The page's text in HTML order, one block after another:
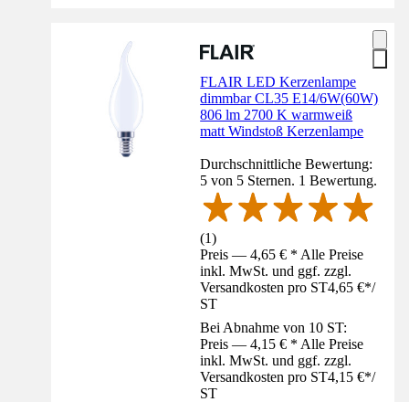
FLAIR LED Kerzenlampe
dimmbar CL35 E14/6W(60W)
806 lm 2700 K warmweiß
matt Windstoß Kerzenlampe
Durchschnittliche Bewertung:
5 von 5 Sternen. 1 Bewertung.
(1)
Preis — 4,65 € * Alle Preise
inkl. MwSt. und ggf. zzgl.
Versandkosten pro ST4,65 €*/
ST
Bei Abnahme von 10 ST:
Preis — 4,15 € * Alle Preise
inkl. MwSt. und ggf. zzgl.
Versandkosten pro ST4,15 €*/
ST